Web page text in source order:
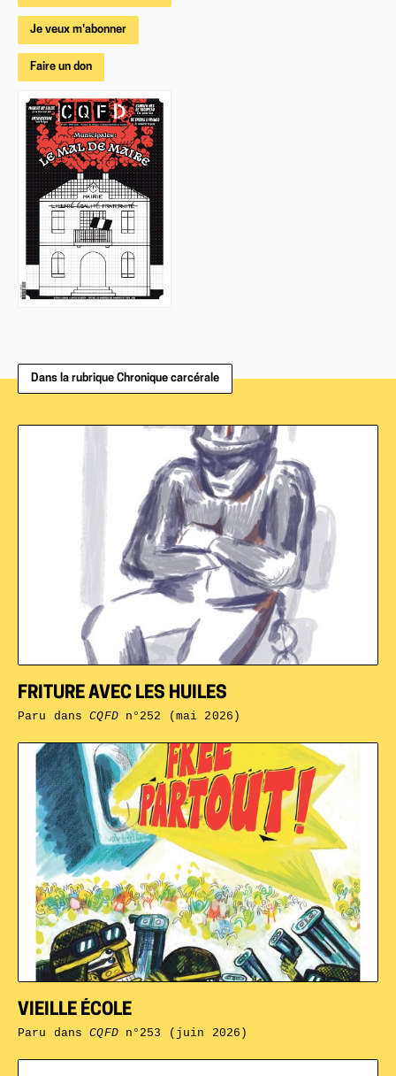
Je veux m'abonner
Faire un don
Dans la rubrique Chronique carcérale
VIEILLE ÉCOLE
Paru dansCQFDn°253 (juin 2026)
FRITURE AVEC LES HUILES
Paru dansCQFDn°252 (mai 2026)